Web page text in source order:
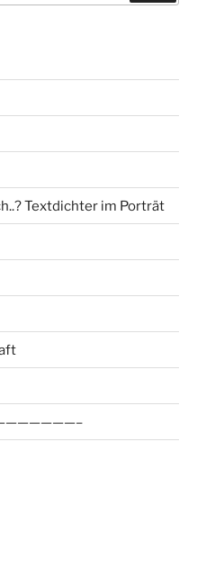
Textdichter im Porträt